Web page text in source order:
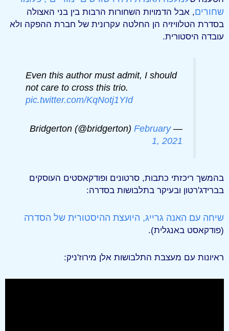
שחורים, אבל הדמויות השחורות הרבות בין בני האצולה
בסדרת הטלוויזיה הן החלטה עקרונית של חברת ההפקה ולא
עובדה היסטורית.
Even this author must admit, I should
not care to cross this trio.
pic.twitter.com/KqNotj1YId
— Bridgerton (@bridgerton)
February
1, 2021
בהמשך ריכזתי כתבות, סרטונים ופודקאסטים העוסקים
בברידג'רטון ובעיקר בתלבושות בסדרה:
שיחה עם האנה גרייג, היועצת ההיסטורית של הסדרה
(פודקאסט באנגלית).
ראיונות עם מעצבת התלבושות אלן מירוז'ניק: